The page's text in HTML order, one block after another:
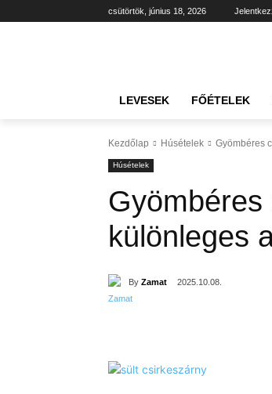
csütörtök, június 18, 2026
LEVESEK FŐÉTELEK
Kezdőlap Húsételek Gyömbéres
Húsételek
különleges
By Zamat 2025.10.08.